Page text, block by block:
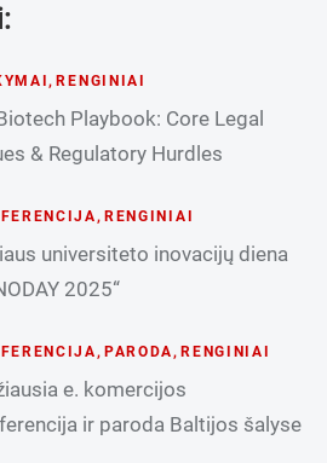
,RENGINIAI
Playbook: Core Legal
& Regulatory Hurdles
, RENGINIAI
universiteto inovacijų diena
2025“
, PARODA ,RENGINIAI
e. komercijos
ir paroda Baltijos šalyse